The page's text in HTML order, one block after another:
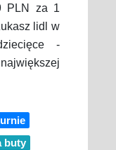
PLN za 1
lidl w
-
buty